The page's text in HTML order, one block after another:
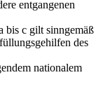
entgangenen
bis c gilt sinngemäß
des
nationalem